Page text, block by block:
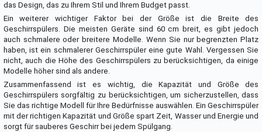
das Design, das zu Ihrem Stil und Ihrem Budget passt.
Ein weiterer wichtiger Faktor bei der Größe ist die Breite des
Geschirrspülers. Die meisten Geräte sind 60 cm breit, es gibt jedoch
auch schmalere oder breitere Modelle. Wenn Sie nur begrenzten Platz
haben, ist ein schmalerer Geschirrspüler eine gute Wahl. Vergessen Sie
nicht, auch die Höhe des Geschirrspülers zu berücksichtigen, da einige
Modelle höher sind als andere.
Zusammenfassend ist es wichtig, die Kapazität und Größe des
Geschirrspülers sorgfältig zu berücksichtigen, um sicherzustellen, dass
Sie das richtige Modell für Ihre Bedürfnisse auswählen. Ein Geschirrspüler
mit der richtigen Kapazität und Größe spart Zeit, Wasser und Energie und
sorgt für sauberes Geschirr bei jedem Spülgang.